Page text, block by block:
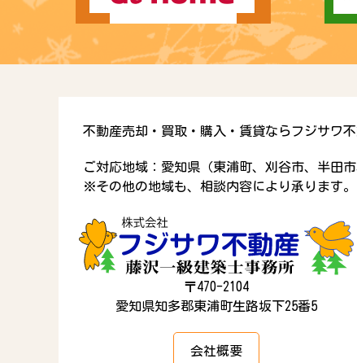
不動産売却・買取・購入・賃貸ならフジサワ
ご対応地域：愛知県（東浦町、刈谷市、半田
※その他の地域も、相談内容により承ります
〒470-2104
愛知県知多郡東浦町生路坂下25番5
会社概要